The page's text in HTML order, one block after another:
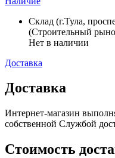
Склад (г.Тула,
(Строительный
Нет в наличии
Доставка
Доставка
Интернет-магазин
собственной Службой
Стоимость